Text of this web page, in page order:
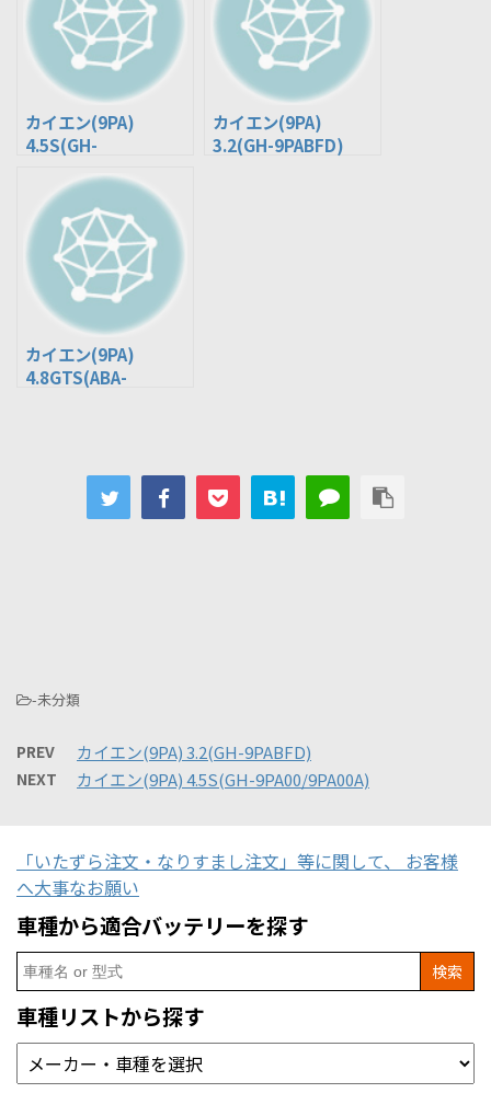
カイエン(9PA)
4.5S(GH-
カイエン(9PA)
3.2(GH-9PABFD)
カイエン(9PA)
4.8GTS(ABA-
-未分類
PREV カイエン(9PA) 3.2(GH-9PABFD)
NEXT カイエン(9PA) 4.5S(GH-9PA00/9PA00A)
「いたずら注文・なりすまし注文」等に関して、 お客様
へ大事なお願い
車種から適合バッテリーを探す
Search
for:
車種リストから探す